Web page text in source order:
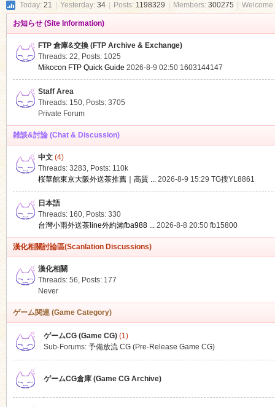
Today: 21 Yesterday: 34 Posts: 1198329 Members: 300275
お知らせ (Site Information)
FTP 倉庫&交換 (FTP Archive & Exchange)
Threads: 22, Posts: 1025
Mikocon FTP Quick Guide 2026-8-9 02:50 1603144147
Staff Area
Threads: 150, Posts: 3705
Private Forum
雑談&討論 (Chat & Discussion)
中文(4)
Threads: 3283, Posts: 110k
桜華館東京大阪外送茶推薦｜高質 ... 2026-8-9 15:29 TG搜YL8861
日本語
Threads: 160, Posts: 330
台灣小雨外送茶line外約瀨fba988 ... 2026-8-8 20:50 fb15800
漢化相關討論區(Scanlation Discussions)
漢化相關
Threads: 56, Posts: 177
Never
ゲーム関連 (Game Category)
ゲームCG (Game CG)(1)
Sub-Forums: 予備放流 CG (Pre-Release Game CG)
ゲームCG倉庫 (Game CG Archive)